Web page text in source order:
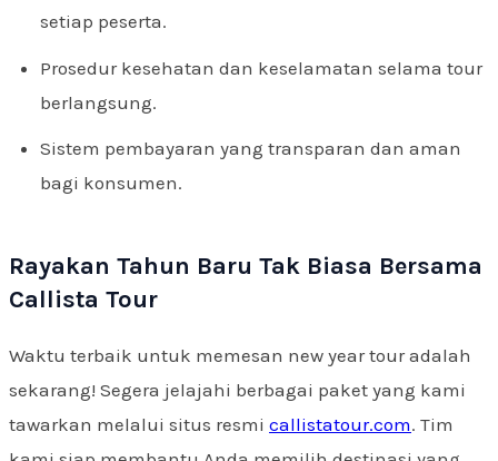
setiap peserta.
Prosedur kesehatan dan keselamatan selama tour
berlangsung.
Sistem pembayaran yang transparan dan aman
bagi konsumen.
Rayakan Tahun Baru Tak Biasa Bersama
Callista Tour
Waktu terbaik untuk memesan new year tour adalah
sekarang! Segera jelajahi berbagai paket yang kami
tawarkan melalui situs resmi callistatour.com. Tim